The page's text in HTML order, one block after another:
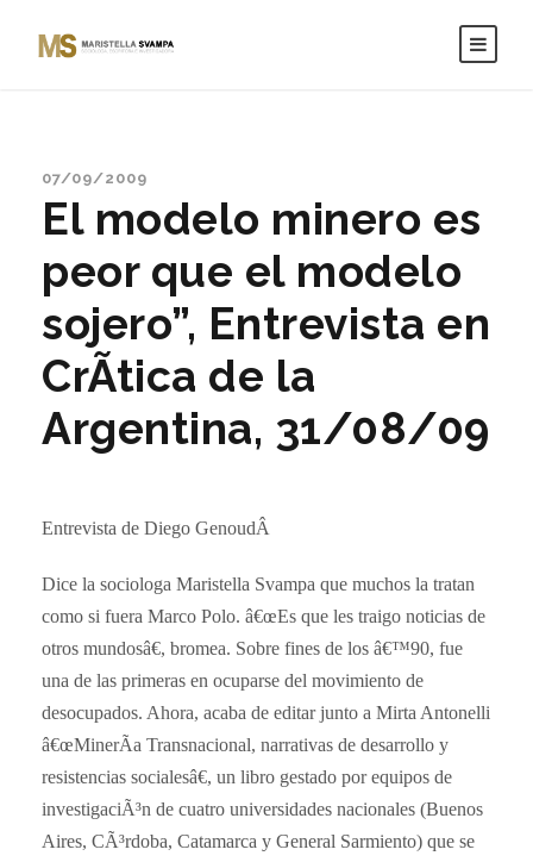
07/09/2009
El modelo minero es
peor que el modelo
sojero”, Entrevista en
CrÃ­tica de la
Argentina, 31/08/09
Entrevista de Diego GenoudÂ
Dice la sociologa Maristella Svampa que muchos la tratan
como si fuera Marco Polo. â€œEs que les traigo noticias de
otros mundosâ€, bromea. Sobre fines de los â€™90, fue
una de las primeras en ocuparse del movimiento de
desocupados. Ahora, acaba de editar junto a Mirta Antonelli
â€œMinerÃ­a Transnacional, narrativas de desarrollo y
resistencias socialesâ€, un libro gestado por equipos de
investigaciÃ³n de cuatro universidades nacionales (Buenos
Aires, CÃ³rdoba, Catamarca y General Sarmiento) que se